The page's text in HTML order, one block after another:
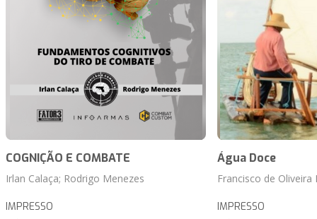
COGNIÇÃO E COMBATE
Irlan Calaça; Rodrigo Menezes
IMPRESSO
Água Doce
Francisco de Oliveira
IMPRESSO